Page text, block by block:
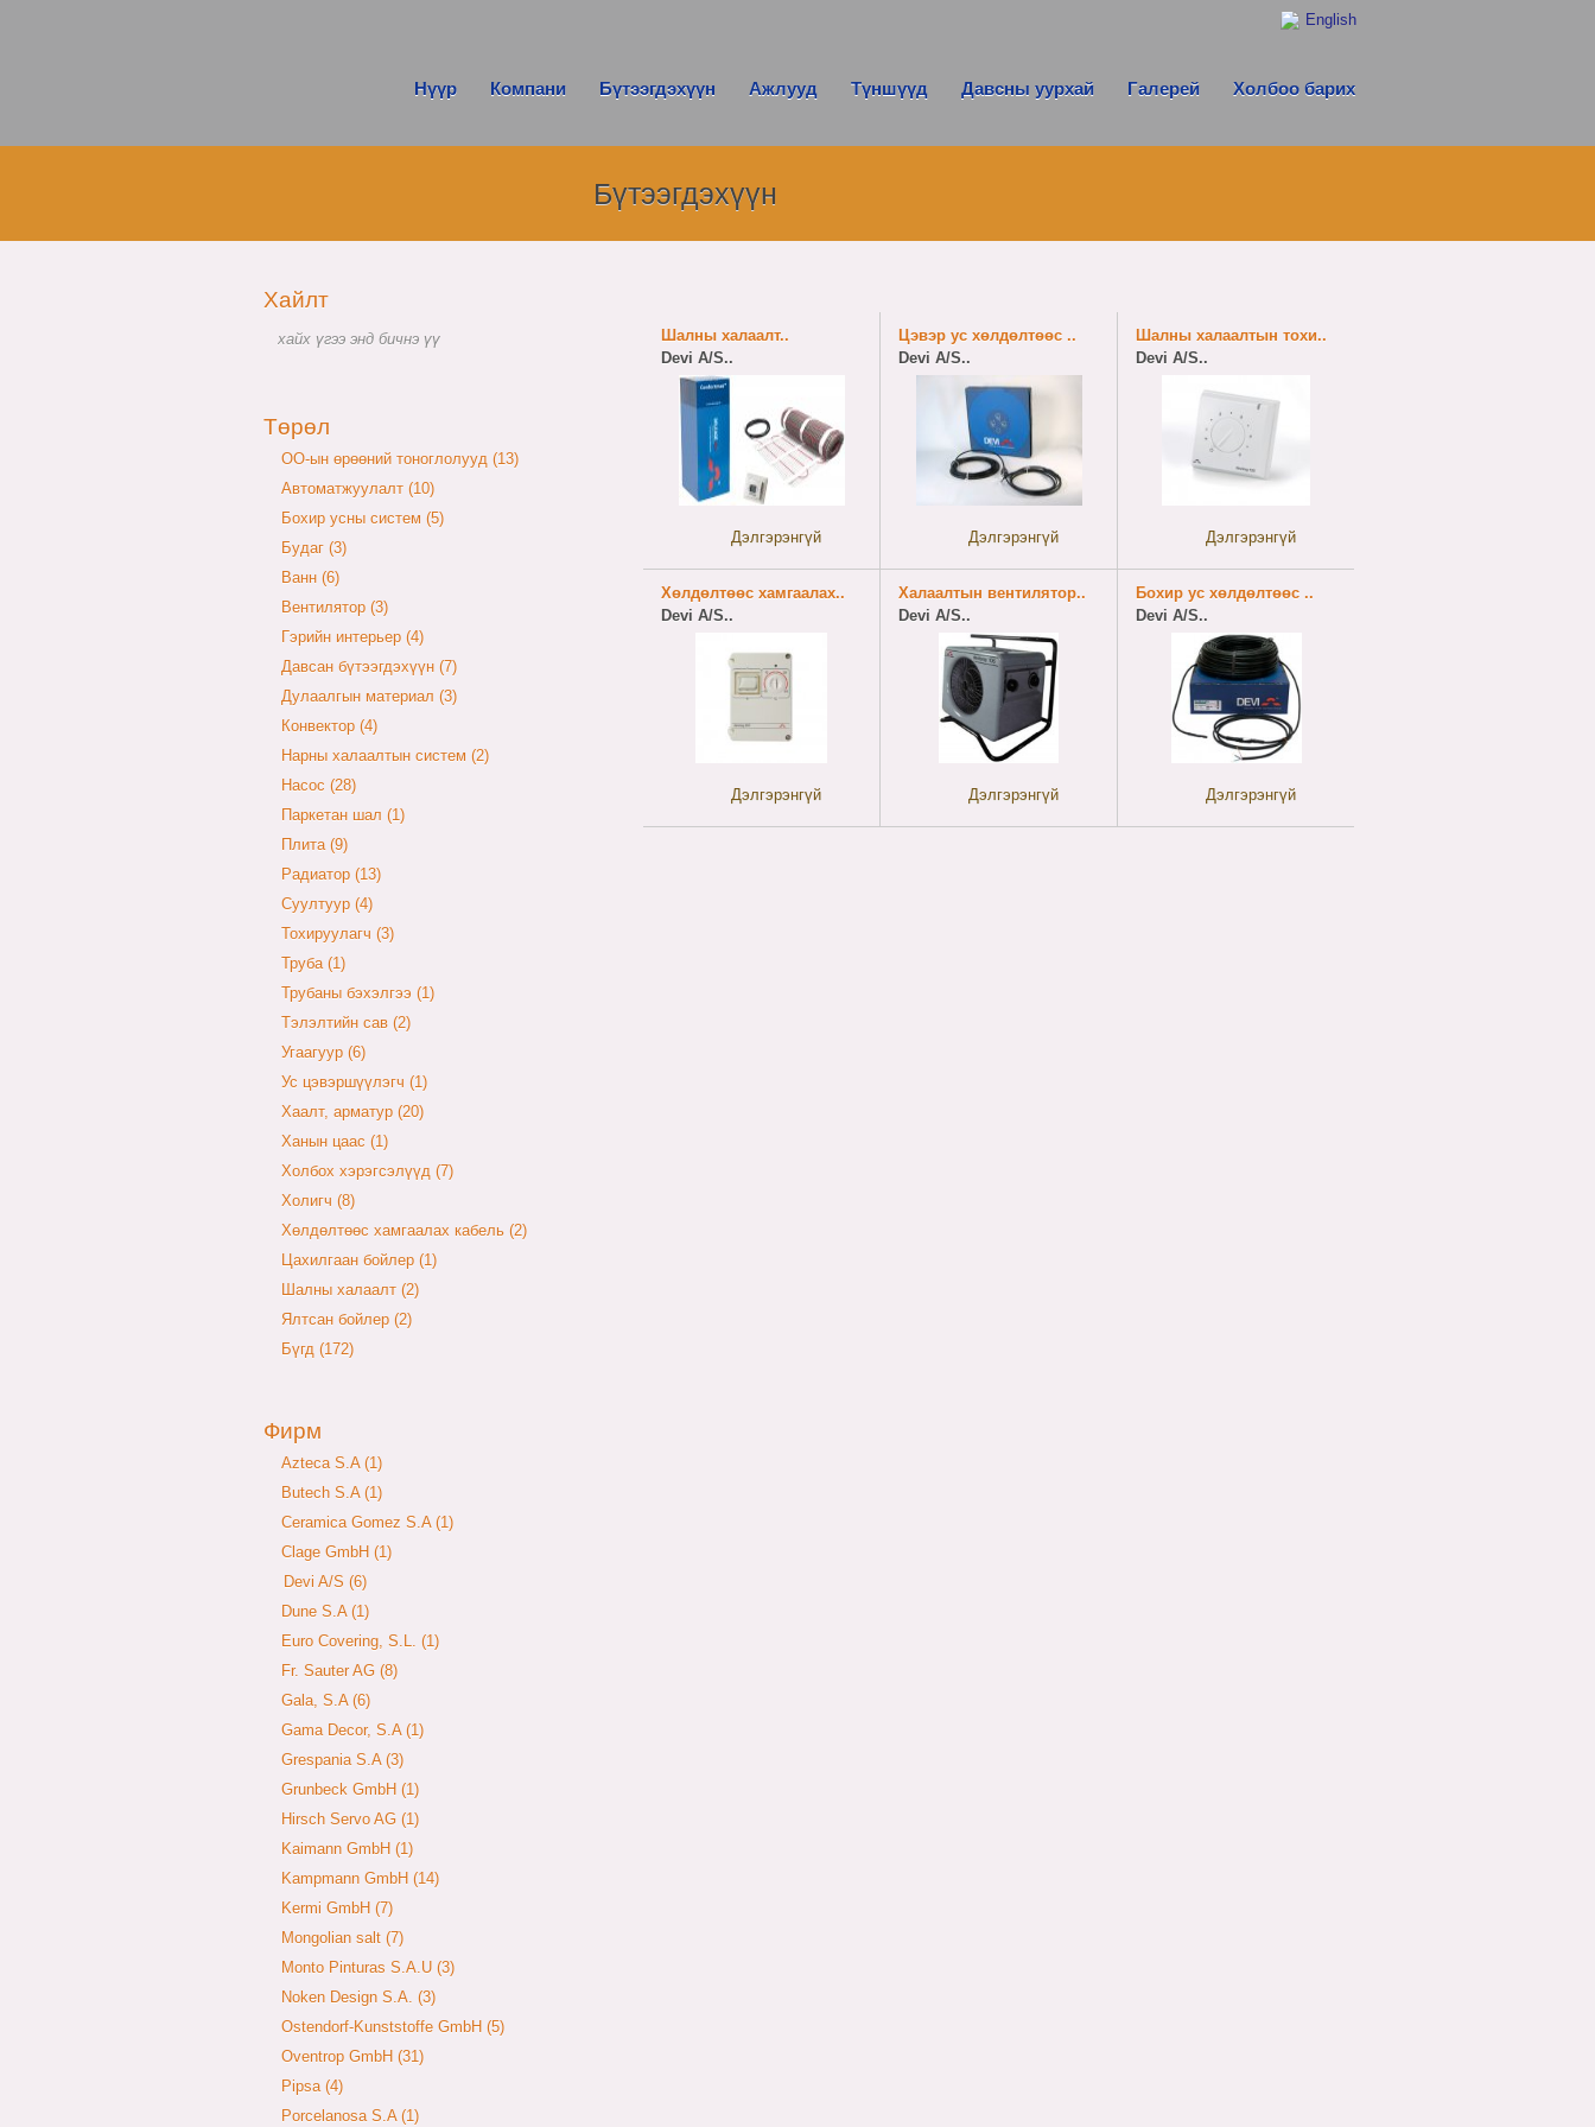
English
Нүүр Компани Бүтээгдэхүүн Ажлууд Түншүүд Давсны уурхай Галерей Холбоо барих
Бүтээгдэхүүн
Хайлт
Төрөл
OO-ын өрөөний тоноглолууд (13)
Автоматжуулалт (10)
Бохир усны систем (5)
Будаг (3)
Ванн (6)
Вентилятор (3)
Гэрийн интерьер (4)
Давсан бүтээгдэхүүн (7)
Дулаалгын материал (3)
Конвектор (4)
Нарны халаалтын систем (2)
Насос (28)
Паркетан шал (1)
Плита (9)
Радиатор (13)
Суултуур (4)
Тохируулагч (3)
Труба (1)
Трубаны бэхэлгээ (1)
Тэлэлтийн сав (2)
Угаагуур (6)
Ус цэвэршүүлэгч (1)
Хаалт, арматур (20)
Ханын цаас (1)
Холбох хэрэгсэлүүд (7)
Холигч (8)
Хөлдөлтөөс хамгаалах кабель (2)
Цахилгаан бойлер (1)
Шалны халаалт (2)
Ялтсан бойлер (2)
Бүгд (172)
Фирм
Azteca S.A (1)
Butech S.A (1)
Ceramica Gomez S.A (1)
Clage GmbH (1)
Devi A/S (6)
Dune S.A (1)
Euro Covering, S.L. (1)
Fr. Sauter AG (8)
Gala, S.A (6)
Gama Decor, S.A (1)
Grespania S.A (3)
Grunbeck GmbH (1)
Hirsch Servo AG (1)
Kaimann GmbH (1)
Kampmann GmbH (14)
Kermi GmbH (7)
Mongolian salt (7)
Monto Pinturas S.A.U (3)
Noken Design S.A. (3)
Ostendorf-Kunststoffe GmbH (5)
Oventrop GmbH (31)
Pipsa (4)
Porcelanosa S.A (1)
Шалны халаалт..
Devi A/S..
Дэлгэрэнгүй
Цэвэр ус хөлдөлтөөс ..
Devi A/S..
Дэлгэрэнгүй
Шалны халаалтын тохи..
Devi A/S..
Дэлгэрэнгүй
Хөлдөлтөөс хамгаалах..
Devi A/S..
Дэлгэрэнгүй
Халаалтын вентилятор..
Devi A/S..
Дэлгэрэнгүй
Бохир ус хөлдөлтөөс ..
Devi A/S..
Дэлгэрэнгүй